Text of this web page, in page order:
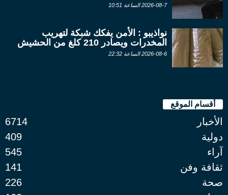
2026-08-7 الساعة 10:51
نواذيبو : الأمن يفكك شبكة لتهريب
المخدرات ويصادر 210 كلغ من الحشيش
2026-08-6 الساعة 22:32
أقسام الموقع
الأخبار
6714
دولية
409
آراء
545
ثقافة وفن
141
صحة
226